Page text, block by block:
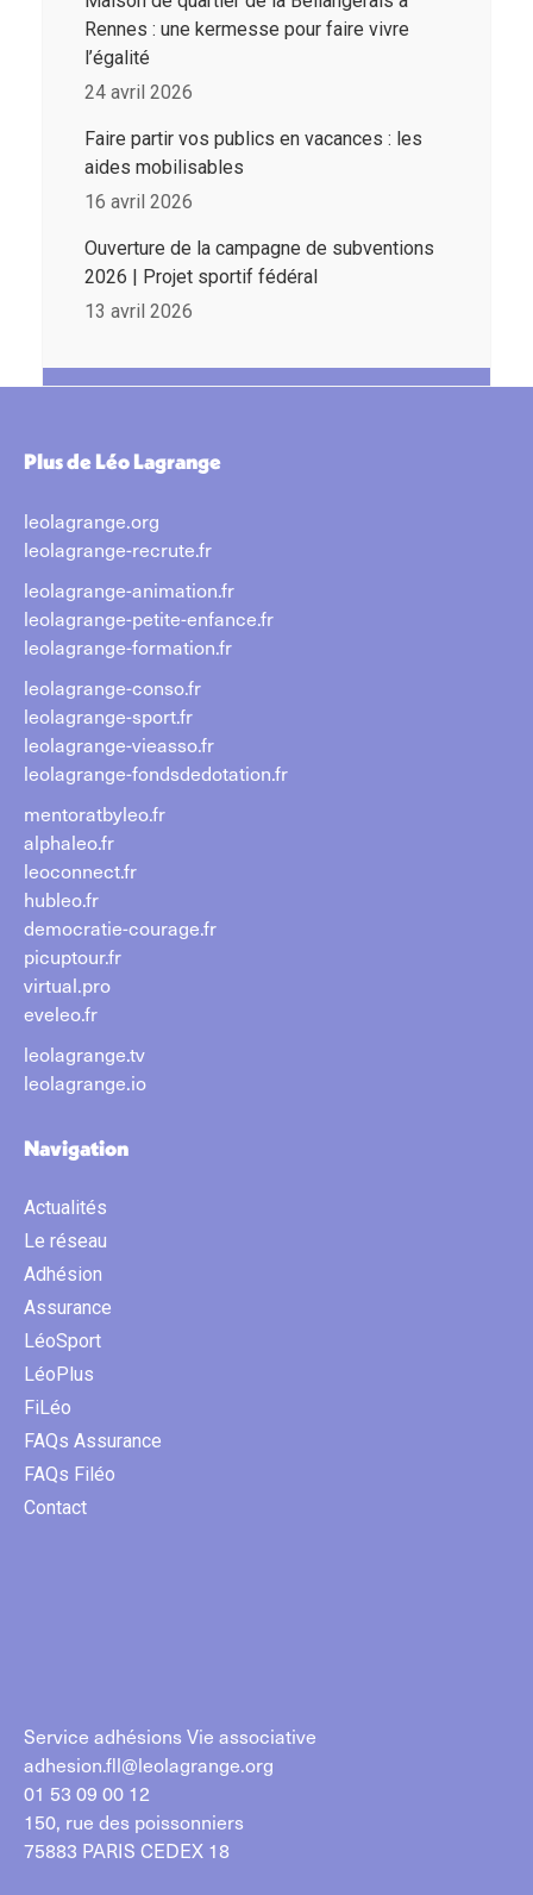
Rennes : une kermesse pour faire vivre
l’égalité
24 avril 2026
Faire partir vos publics en vacances : les
aides mobilisables
16 avril 2026
Ouverture de la campagne de subventions
2026 | Projet sportif fédéral
13 avril 2026
Plus de Léo Lagrange
leolagrange.org
leolagrange-recrute.fr
leolagrange-animation.fr
leolagrange-petite-enfance.fr
leolagrange-formation.fr
leolagrange-conso.fr
leolagrange-sport.fr
leolagrange-vieasso.fr
leolagrange-fondsdedotation.fr
mentoratbyleo.fr
alphaleo.fr
leoconnect.fr
hubleo.fr
democratie-courage.fr
picuptour.fr
virtual.pro
eveleo.fr
leolagrange.tv
leolagrange.io
Navigation
Actualités
Le réseau
Adhésion
Assurance
LéoSport
LéoPlus
FiLéo
FAQs Assurance
FAQs Filéo
Contact
Service adhésions Vie associative
adhesion.fll@leolagrange.org
01 53 09 00 12
150, rue des poissonniers
75883 PARIS CEDEX 18